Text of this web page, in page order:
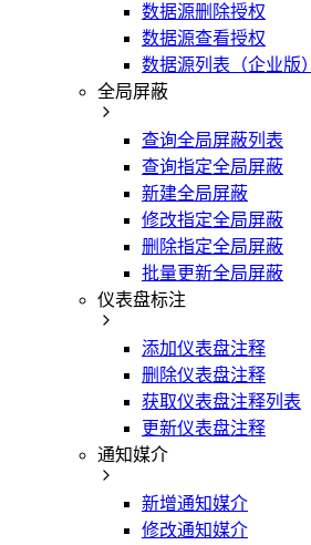
数据源删除授权
数据源查看授权
数据源列表（企业版）
全局屏蔽
查询全局屏蔽列表
查询指定全局屏蔽
新建全局屏蔽
修改指定全局屏蔽
删除指定全局屏蔽
批量更新全局屏蔽
仪表盘标注
添加仪表盘注释
删除仪表盘注释
获取仪表盘注释列表
更新仪表盘注释
通知媒介
新增通知媒介
修改通知媒介